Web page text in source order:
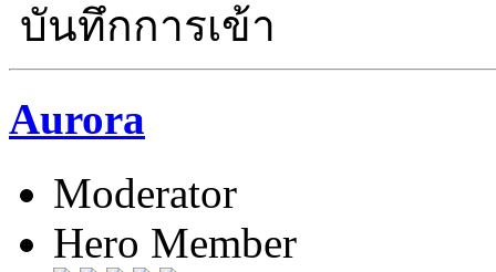
บันทึกการเข้า
Aurora
Moderator
Hero Member